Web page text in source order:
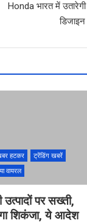
Honda भारत में
हटकर
ट्रेंडिंग खबरें
वायरल
पर सख्ती,
शिकंजा, ये आदेश